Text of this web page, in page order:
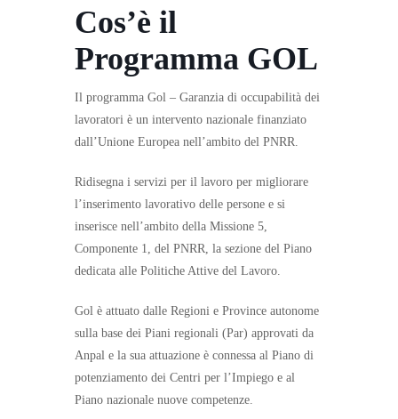
Cos’è il
Programma GOL
Il programma Gol – Garanzia di occupabilità dei
lavoratori è un intervento nazionale finanziato
dall’Unione Europea nell’ambito del PNRR.
Ridisegna i servizi per il lavoro per migliorare
l’inserimento lavorativo delle persone e si
inserisce nell’ambito della Missione 5,
Componente 1, del PNRR, la sezione del Piano
dedicata alle Politiche Attive del Lavoro.
Gol è attuato dalle Regioni e Province autonome
sulla base dei Piani regionali (Par) approvati da
Anpal e la sua attuazione è connessa al Piano di
potenziamento dei Centri per l’Impiego e al
Piano nazionale nuove competenze.